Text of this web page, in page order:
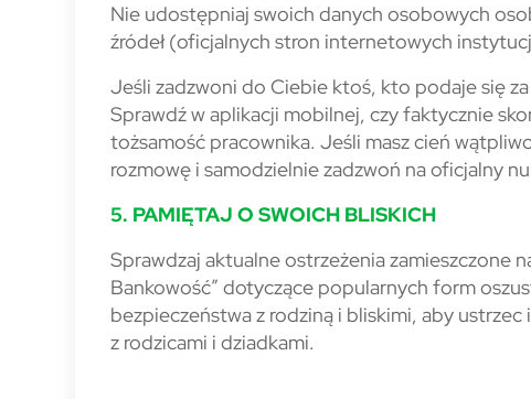
Nie udostępniaj swoich danych osobowych
źródeł (oficjalnych stron internetowych
Jeśli zadzwoni do Ciebie ktoś, kto podaje się
Sprawdź w aplikacji mobilnej, czy faktycznie
tożsamość pracownika. Jeśli masz cień
rozmowę i samodzielnie zadzwoń na oficjalny
5. PAMIĘTAJ O SWOICH BLISKICH
Sprawdzaj aktualne ostrzeżenia zamieszczone
Bankowość” dotyczące popularnych form
bezpieczeństwa z rodziną i bliskimi, aby
z rodzicami i dziadkami.